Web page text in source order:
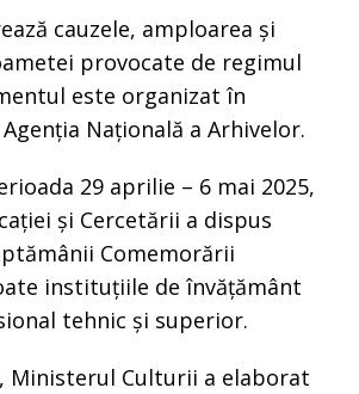
cauzele, amploarea și
provocate de regimul
este organizat în
Națională a Arhivelor.
29 aprilie – 6 mai 2025,
și Cercetării a dispus
Comemorării
instituțiile de învățământ
tehnic și superior.
Ministerul Culturii a elaborat